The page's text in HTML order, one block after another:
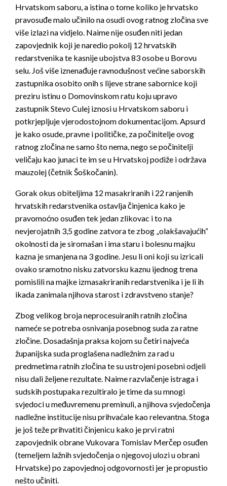
Hrvatskom saboru, a istina o tome koliko je hrvatsko
pravosuđe malo učinilo na osudi ovog ratnog zločina sve
više izlazi na vidjelo. Naime nije osuđen niti jedan
zapovjednik koji je naredio pokolj 12 hrvatskih
redarstvenika te kasnije ubojstva 83 osobe u Borovu
selu. Još više iznenađuje ravnodušnost većine saborskih
zastupnika osobito onih s lijeve strane sabornice koji
preziru istinu o Domovinskom ratu koju upravo
zastupnik Stevo Culej iznosi u Hrvatskom saboru i
potkrjepljuje vjerodostojnom dokumentacijom. Apsurd
je kako osude, pravne i političke, za počinitelje ovog
ratnog zločina ne samo što nema, nego se počinitelji
veličaju kao junaci te im se u Hrvatskoj podiže i održava
mauzolej (četnik Šoškočanin).
Gorak okus obiteljima 12 masakriranih i 22 ranjenih
hrvatskih redarstvenika ostavlja činjenica kako je
pravomoćno osuđen tek jedan zlikovac i to na
nevjerojatnih 3,5 godine zatvora te zbog „olakšavajućih“
okolnosti da je siromašan i ima staru i bolesnu majku
kazna je smanjena na 3 godine. Jesu li oni koji su izricali
ovako sramotno nisku zatvorsku kaznu ijednog trena
pomislili na majke izmasakriranih redarstvenika i je li ih
ikada zanimala njihova starost i zdravstveno stanje?
Zbog velikog broja neprocesuiranih ratnih zločina
nameće se potreba osnivanja posebnog suda za ratne
zločine. Dosadašnja praksa kojom su četiri najveća
županijska suda proglašena nadležnim za rad u
predmetima ratnih zločina te su ustrojeni posebni odjeli
nisu dali željene rezultate. Naime razvlačenje istraga i
sudskih postupaka rezultiralo je time da su mnogi
svjedoci u međuvremenu preminuli, a njihova svjedočenja
nadležne institucije nisu prihvaćale kao relevantna. Stoga
je još teže prihvatiti činjenicu kako je prvi ratni
zapovjednik obrane Vukovara Tomislav Merčep osuđen
(temeljem lažnih svjedočenja o njegovoj ulozi u obrani
Hrvatske) po zapovjednoj odgovornosti jer je propustio
nešto učiniti.